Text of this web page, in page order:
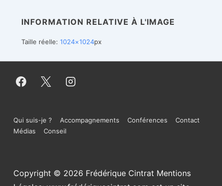
INFORMATION RELATIVE À L'IMAGE
Taille réelle: 1024×1024px
Menu
de
Qui suis-je ? Accompagnements Conférences
Contact
Médias
Conseil
Copyright © 2026 Frédérique Cintrat Mentions